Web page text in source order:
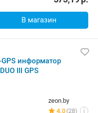
В магазин
GPS информатор
III GPS
zeon.by
4.0 (28) i